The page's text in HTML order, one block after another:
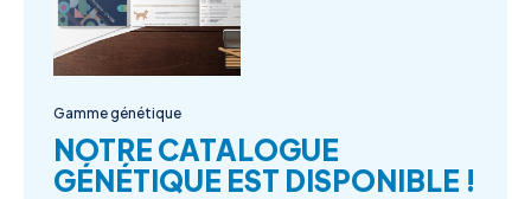
Gamme génétique
NOTRE CATALOGUE
GÉNÉTIQUE EST DISPONIBLE !